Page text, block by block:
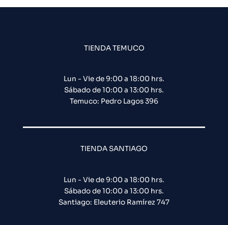
TIENDA TEMUCO
Lun - Vie de 9:00 a 18:00 hrs.
Sábado de 10:00 a 13:00 hrs.
Temuco: Pedro Lagos 396
TIENDA SANTIAGO
Lun - Vie de 9:00 a 18:00 hrs.
Sábado de 10:00 a 13:00 hrs.
Santiago: Eleuterio Ramírez 747​